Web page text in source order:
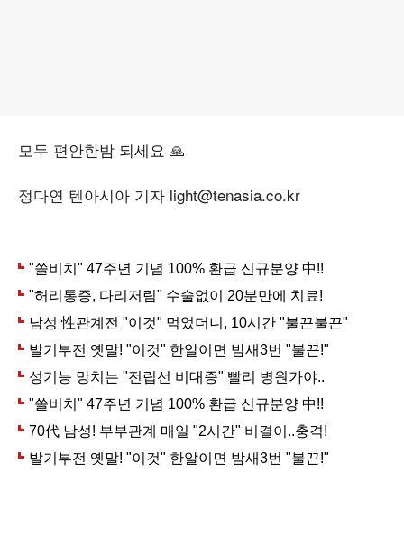
모두 편안한밤 되세요 🙏
정다연 텐아시아 기자 light@tenasia.co.kr